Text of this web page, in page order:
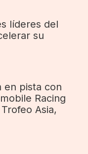
líderes del
su
en pista con
Racing
Asia,